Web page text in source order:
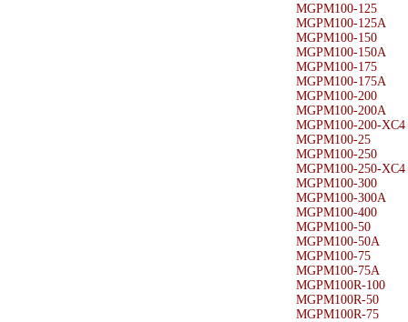
MGPM100-125
MGPM100-125A
MGPM100-150
MGPM100-150A
MGPM100-175
MGPM100-175A
MGPM100-200
MGPM100-200A
MGPM100-200-XC4
MGPM100-25
MGPM100-250
MGPM100-250-XC4
MGPM100-300
MGPM100-300A
MGPM100-400
MGPM100-50
MGPM100-50A
MGPM100-75
MGPM100-75A
MGPM100R-100
MGPM100R-50
MGPM100R-75